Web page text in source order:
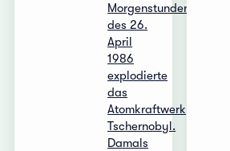
Morgenstunden
des 26.
April
1986
explodierte
das
Atomkraftwerk
Tschernobyl.
Damals